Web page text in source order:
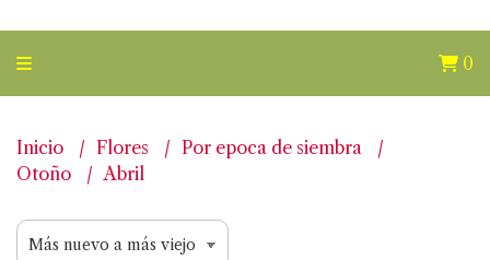
0
Inicio Flores
Por epoca de siembra
Otoño
Abril